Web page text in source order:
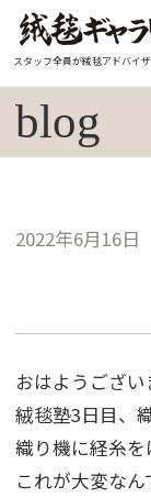
スタッフ全員が絨毯アドバイ
blog
2022年6月16日
おはようござい
絨毯塾3日目、
織り機に経糸
これが大変な